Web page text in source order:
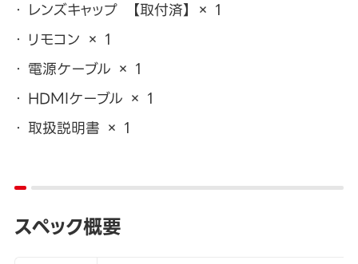
レンズキャップ 【取付済】 × 1
リモコン × 1
電源ケーブル × 1
HDMIケーブル × 1
取扱説明書 × 1
スペック概要